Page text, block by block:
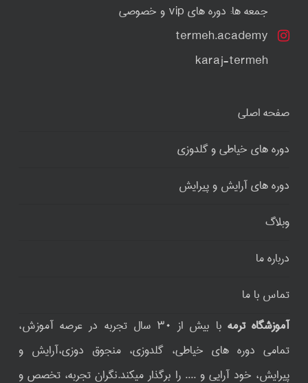
جمعه ها: دوره های vip و خصوصی
termeh.academy
karaj-termeh
صفحه اصلی
دوره های خیاطی و گلدوزی
دوره های آرایش و پیرایش
وبلاگ
درباره ما
تماس با ما
آموزشگاه ترمه
با بیش از ۳۰ سال تجربه در عرصه آموزش،
تمامی دوره های خیاطی، گلدوزی، منجوق دوزی،آرایش و
پیرایش، خود آرایی و .... را برگذار میکند.نگران تجربه، تخصص و